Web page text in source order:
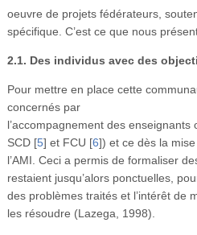
oeuvre de projets fédérateurs,
spécifique. C’est ce que nous
2.1. Des individus avec des
Pour mettre en place cette
concernés par
l’accompagnement des enseignants
SCD[5] et FCU [6]) et ce dès la
l’AMI. Ceci a permis de formaliser
restaient jusqu’alors ponctuelles,
des problèmes traités et l’intérêt de
les résoudre (Lazega, 1998).